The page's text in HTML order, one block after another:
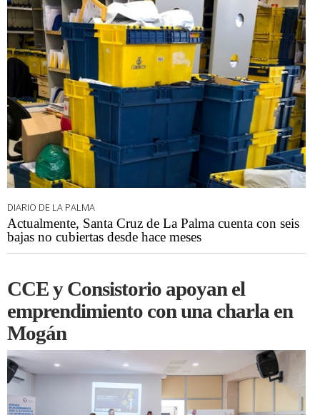
DIARIO DE LA PALMA
Actualmente, Santa Cruz de La Palma cuenta con seis
bajas no cubiertas desde hace meses
CCE y Consistorio apoyan el
emprendimiento con una charla en
Mogán